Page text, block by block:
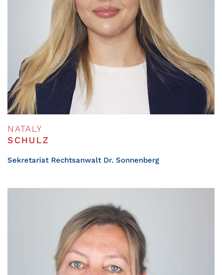
NATALY
SCHULZ
Sekretariat Rechtsanwalt Dr. Sonnenberg